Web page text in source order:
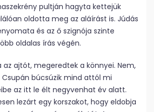
pultján hagyta kettejük
oldotta meg az aláírást is. Júdás
és az ő szignója szinte
oldalas írás végén.
az ajtót, megeredtek a könnyei. Nem,
Csupán búcsúzik mind attól mi
az itt le élt negyvenhat év alatt.
lezárt egy korszakot, hogy eldobja